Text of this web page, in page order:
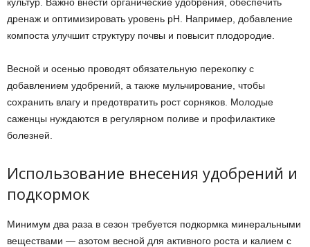
дренаж и оптимизировать уровень рН. Например, добавление
компоста улучшит структуру почвы и повысит плодородие.
Весной и осенью проводят обязательную перекопку с
добавлением удобрений, а также мульчирование, чтобы
сохранить влагу и предотвратить рост сорняков. Молодые
саженцы нуждаются в регулярном поливе и профилактике
болезней.
Использование внесения удобрений и
подкормок
Минимум два раза в сезон требуется подкормка минеральными
веществами — азотом весной для активного роста и калием с